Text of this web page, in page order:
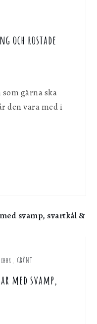
och rostade
gärna ska
den vara med i
, GRÖNT
med svamp,